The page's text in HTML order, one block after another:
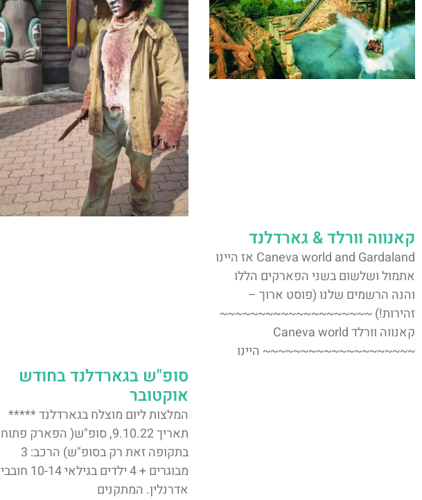
קאנווה וורלד & גארדלנד
Caneva world and Gardaland אז היינו
אתמול ושלשום בשני הפארקים הללו
והנה הרשמים שלנו (פוסט ארוך –
זהירות!) ~~~~~~~~~~~~~~~~~~~~
קאנווה וורלד Caneva world
~~~~~~~~~~~~~~~~~~~~ היינו
סופ"ש בגארדלנד בחודש
אוקטובר
המלצות ליום מוצלח בגארדלנד *****
תאריך 9.10.22, סופ"ש( הפארק פתוח
בתקופה זאת רק בסופ"ש) הרכב: 3
מבוגרים + 4 ילדים בגילאי 10-14 חובבי
אדרנלין. המתקנים